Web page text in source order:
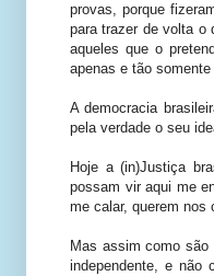
provas, porque
para trazer de volta o
aqueles que o
apenas e tão
A democracia
pela verdade o seu
Hoje a (in)Justiça
possam vir aqui me
me calar, querem nos
Mas assim como
independente, e não